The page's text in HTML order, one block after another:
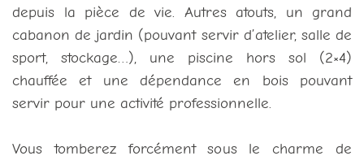
depuis la pièce de vie. Autres atouts, un grand
cabanon de jardin (pouvant servir d’atelier, salle de
sport, stockage…), une piscine hors sol (2×4)
chauffée et une dépendance en bois pouvant
servir pour une activité professionnelle.
Vous tomberez forcément sous le charme de